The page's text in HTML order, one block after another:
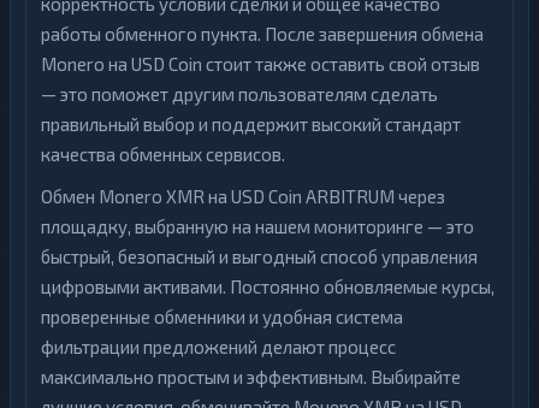
работы обменного пункта. После завершения обмена
Monero на USD Coin стоит также оставить свой отзыв
— это поможет другим пользователям сделать
правильный выбор и поддержит высокий стандарт
качества обменных сервисов.
Обмен Monero XMR на USD Coin ARBITRUM через
площадку, выбранную на нашем мониторинге — это
быстрый, безопасный и выгодный способ управления
цифровыми активами. Постоянно обновляемые курсы,
проверенные обменники и удобная система
фильтрации предложений делают процесс
максимально простым и эффективным. Выбирайте